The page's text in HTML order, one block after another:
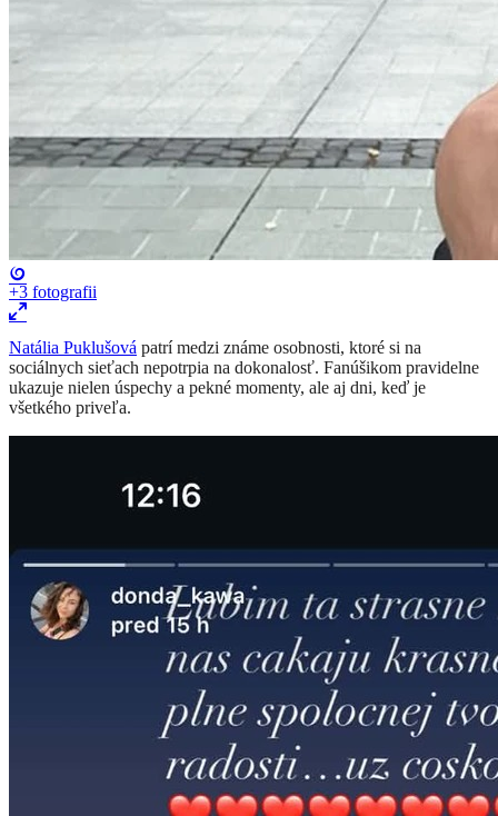
+3 fotografii
Natália Puklušová patrí medzi známe osobnosti, ktoré si na
sociálnych sieťach nepotrpia na dokonalosť. Fanúšikom pravidelne
ukazuje nielen úspechy a pekné momenty, ale aj dni, keď je
všetkého priveľa.